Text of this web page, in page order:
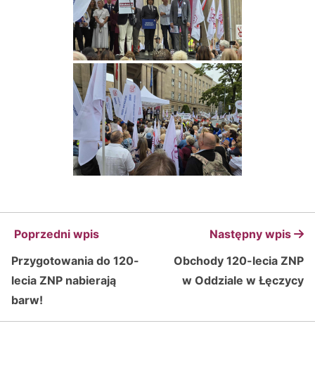
Poprzedni wpis
Przygotowania do 120-
lecia ZNP nabierają
barw!
Następny wpis
Obchody 120-lecia ZNP
w Oddziale w Łęczycy